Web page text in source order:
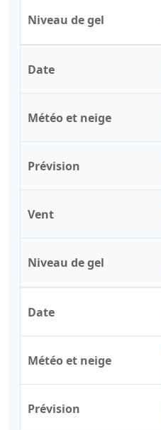
Niveau de gel
Date
Météo et neige
Prévision
Vent
Niveau de gel
Date
Météo et neige
Prévision